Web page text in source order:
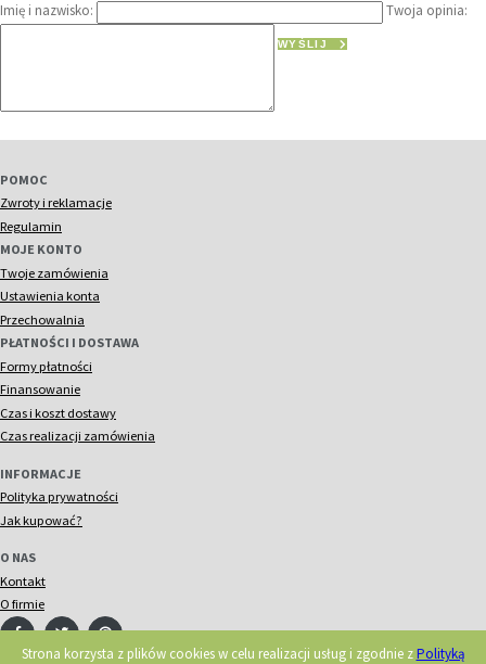
Strona korzysta z plików cookies w celu realizacji usług i zgodnie zPolityką
Imię i nazwisko: Twoja opinia:
WYŚLIJ
POMOC
Zwroty i reklamacje
Regulamin
MOJE KONTO
Twoje zamówienia
Ustawienia konta
Przechowalnia
PŁATNOŚCI I DOSTAWA
Formy płatności
Finansowanie
Czas i koszt dostawy
Czas realizacji zamówienia
INFORMACJE
Polityka prywatności
Jak kupować?
O NAS
Kontakt
O firmie